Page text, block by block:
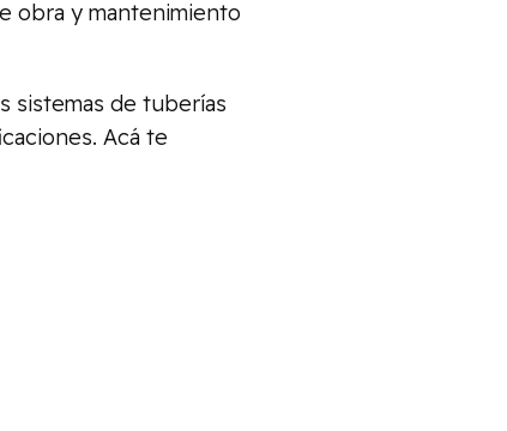
obra y mantenimiento
de tuberías
Acá te